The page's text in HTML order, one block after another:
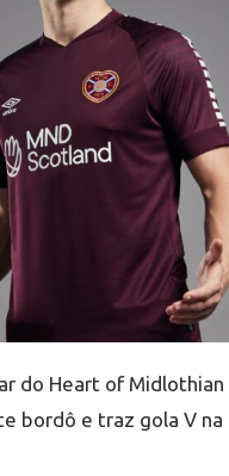
do Heart of Midlothian
bordô e traz gola V na